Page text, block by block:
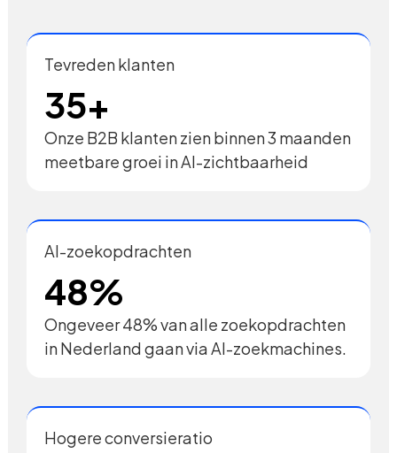
Tevreden klanten
35+
Onze B2B klanten zien binnen 3 maanden
meetbare groei in AI-zichtbaarheid
AI-zoekopdrachten
48%
Ongeveer 48% van alle zoekopdrachten
in Nederland gaan via AI-zoekmachines.
Hogere conversieratio